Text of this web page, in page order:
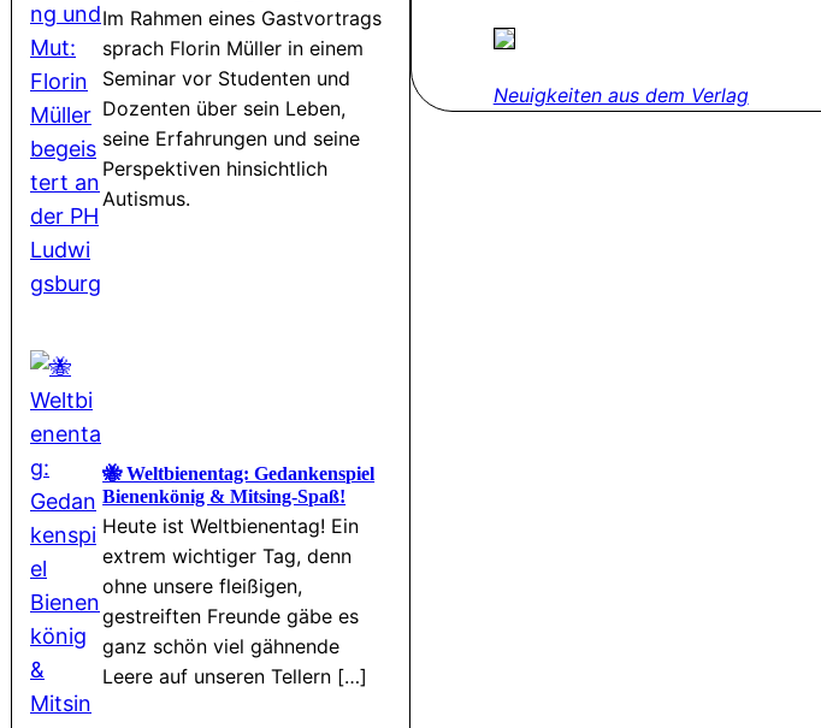
Im Rahmen eines Gastvortrags
sprach Florin Müller in einem
Seminar vor Studenten und
Dozenten über sein Leben,
seine Erfahrungen und seine
Perspektiven hinsichtlich
Autismus.
🐝 Weltbienentag: Gedankenspiel
Bienenkönig & Mitsing-Spaß!
Heute ist Weltbienentag! Ein
extrem wichtiger Tag, denn
ohne unsere fleißigen,
gestreiften Freunde gäbe es
ganz schön viel gähnende
Leere auf unseren Tellern […]
Neuigkeiten aus dem Verlag